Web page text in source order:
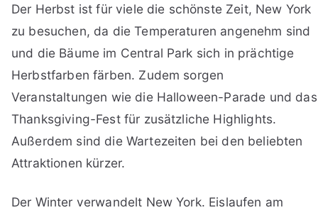
Der Herbst ist für viele die schönste Zeit, New York
zu besuchen, da die Temperaturen angenehm sind
und die Bäume im Central Park sich in prächtige
Herbstfarben färben. Zudem sorgen
Veranstaltungen wie die Halloween-Parade und das
Thanksgiving-Fest für zusätzliche Highlights.
Außerdem sind die Wartezeiten bei den beliebten
Attraktionen kürzer.
Der Winter verwandelt New York. Eislaufen am